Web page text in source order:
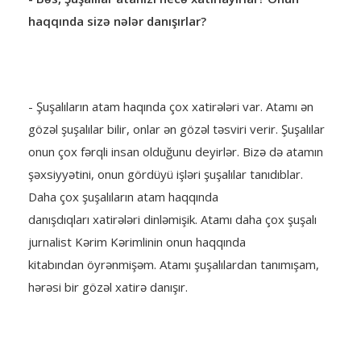
haqqında sizə nələr danışırlar?
- Şuşalıların atam haqında çox xatirələri var. Atamı ən
gözəl şuşalılar bilir, onlar ən gözəl təsviri verir. Şuşalılar
onun çox fərqli insan olduğunu deyirlər. Bizə də atamın
şəxsiyyətini, onun gördüyü işləri şuşalılar tanıdıblar.
Daha çox şuşalıların atam haqqında
danışdıqları xatirələri dinləmişik. Atamı daha çox şuşalı
jurnalist Kərim Kərimlinin onun haqqında
kitabından öyrənmişəm. Atamı şuşalılardan tanımışam,
hərəsi bir gözəl xatirə danışır.